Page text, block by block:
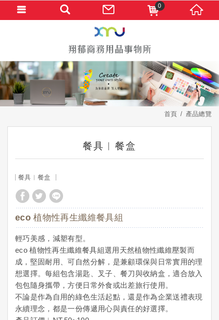
首頁 產品總覽
餐具︱餐盒
餐具︱餐盒
eco 植物性再生纖維餐具組
輕巧美感，減塑有型。
eco 植物性再生纖維餐具組選用天然植物性纖維壓製而
成，堅固耐用、可自然分解，是兼顧環保與日常實用的理
想選擇。每組包含湯匙、叉子、餐刀與收納盒，適合放入
包包隨身攜帶，方便日常外食或出差旅行使用。
不論是作為自用的綠色生活起點，還是作為企業送禮表現
永續理念，都是一份傳遞用心與責任的好選擇。
0